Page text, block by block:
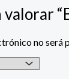
no será